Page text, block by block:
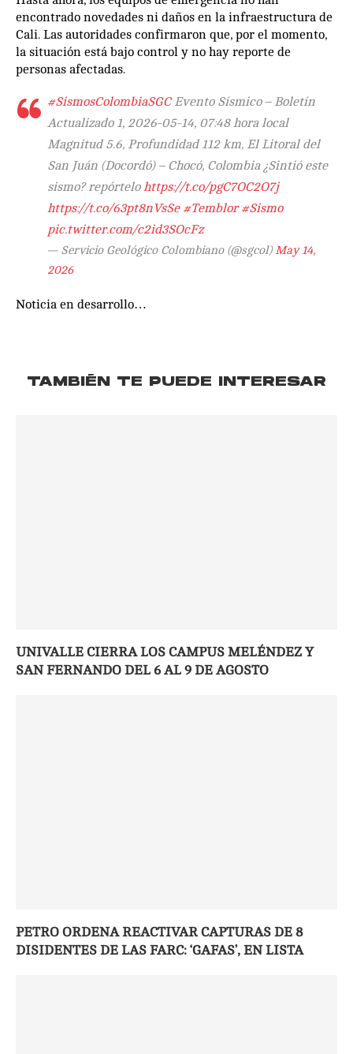
encontrado novedades ni daños en la infraestructura de
Cali. Las autoridades confirmaron que, por el momento,
la situación está bajo control y no hay reporte de
personas afectadas.
#SismosColombiaSGCEvento Sísmico – Boletín
Actualizado 1, 2026-05-14, 07:48 hora local
Magnitud 5.6, Profundidad 112 km, El Litoral del
San Juán (Docordó) – Chocó, Colombia ¿Sintió este
sismo? repórtelo https://t.co/pgC7OC2O7j
https://t.co/63pt8nVsSe #Temblor #Sismo
pic.twitter.com/c2id3SOcFz
— Servicio Geológico Colombiano (@sgcol)May 14,
2026
Noticia en desarrollo…
TAMBIÉN TE PUEDE INTERESAR
UNIVALLE CIERRA LOS CAMPUS MELÉNDEZ Y
SAN FERNANDO DEL 6 AL 9 DE AGOSTO
PETRO ORDENA REACTIVAR CAPTURAS DE 8
DISIDENTES DE LAS FARC: ‘GAFAS’, EN LISTA